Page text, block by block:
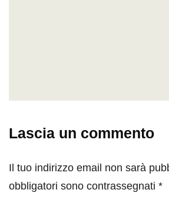
Lascia un commento
Il tuo indirizzo email non sarà
obbligatori sono contrassegnati *